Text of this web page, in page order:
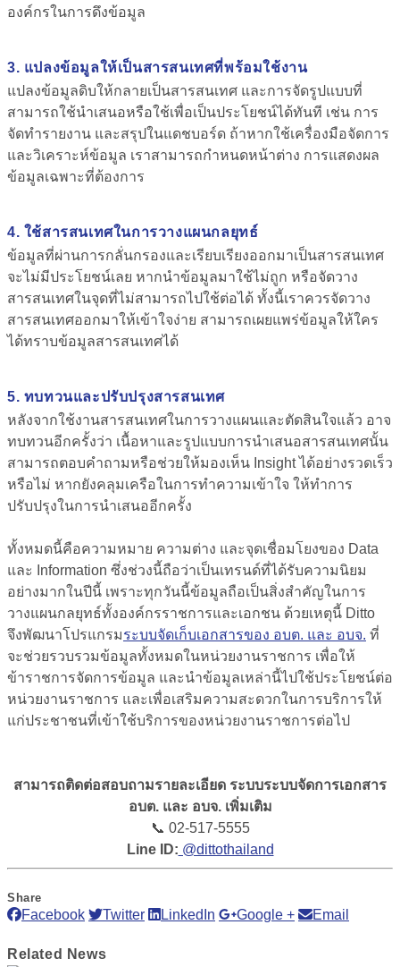
องค์กรในการดึงข้อมูล
3. แปลงข้อมูลให้เป็นสารสนเทศที่พร้อมใช้งาน
แปลงข้อมูลดิบให้กลายเป็นสารสนเทศ และการจัดรูปแบบที่
สามารถใช้นำเสนอหรือใช้เพื่อเป็นประโยชน์ได้ทันที เช่น การ
จัดทำรายงาน และสรุปในแดชบอร์ด ถ้าหากใช้เครื่องมือจัดการ
และวิเคราะห์ข้อมูล เราสามารถกำหนดหน้าต่าง การแสดงผล
ข้อมูลเฉพาะที่ต้องการ
4. ใช้สารสนเทศในการวางแผนกลยุทธ์
ข้อมูลที่ผ่านการกลั่นกรองและเรียบเรียงออกมาเป็นสารสนเทศ
จะไม่มีประโยชน์เลย หากนำข้อมูลมาใช้ไม่ถูก หรือจัดวาง
สารสนเทศในจุดที่ไม่สามารถไปใช้ต่อได้ ทั้งนี้เราควรจัดวาง
สารสนเทศออกมาให้เข้าใจง่าย สามารถเผยแพร่ข้อมูลให้ใคร
ได้ทราบข้อมูลสารสนเทศได้
5. ทบทวนและปรับปรุงสารสนเทศ
หลังจากใช้งานสารสนเทศในการวางแผนและตัดสินใจแล้ว อาจ
ทบทวนอีกครั้งว่า เนื้อหาและรูปแบบการนำเสนอสารสนเทศนั้น
สามารถตอบคำถามหรือช่วยให้มองเห็น Insight ได้อย่างรวดเร็ว
หรือไม่ หากยังคลุมเครือในการทำความเข้าใจ ให้ทำการ
ปรับปรุงในการนำเสนออีกครั้ง
ทั้งหมดนี้คือความหมาย ความต่าง และจุดเชื่อมโยงของ Data
และ Information ซึ่งช่วงนี้ถือว่าเป็นเทรนด์ที่ได้รับความนิยม
อย่างมากในปีนี้ เพราะทุกวันนี้ข้อมูลถือเป็นสิ่งสำคัญในการ
วางแผนกลยุทธ์ทั้งองค์กรราชการและเอกชน ด้วยเหตุนี้ Ditto
จึงพัฒนาโปรแกรมระบบจัดเก็บเอกสารของ อบต. และ อบจ. ที่
จะช่วยรวบรวมข้อมูลทั้งหมดในหน่วยงานราชการ เพื่อให้
ข้าราชการจัดการข้อมูล และนำข้อมูลเหล่านี้ไปใช้ประโยชน์ต่อ
หน่วยงานราชการ และเพื่อเสริมความสะดวกในการบริการให้
แก่ประชาชนที่เข้าใช้บริการของหน่วยงานราชการต่อไป
สามารถติดต่อสอบถามรายละเอียด ระบบระบบจัดการเอกสาร
อบต. และ อบจ. เพิ่มเติม
📞 02-517-5555
Line ID: @dittothailand
Share
Facebook Twitter LinkedIn Google + Email
Related
News